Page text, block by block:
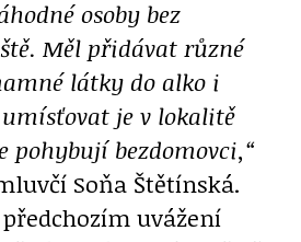
osoby bez
Měl přidávat různé
látky do alko i
je v lokalitě
pohybují bezdomovci,“
Soňa Štětínská.
uvážení